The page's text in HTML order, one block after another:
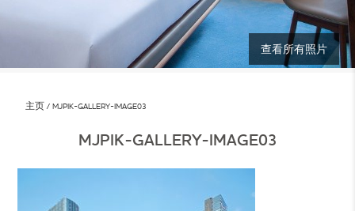
查看所有照片
主页 MJPIK-GALLERY-IMAGE03
MJPIK-GALLERY-IMAGE03